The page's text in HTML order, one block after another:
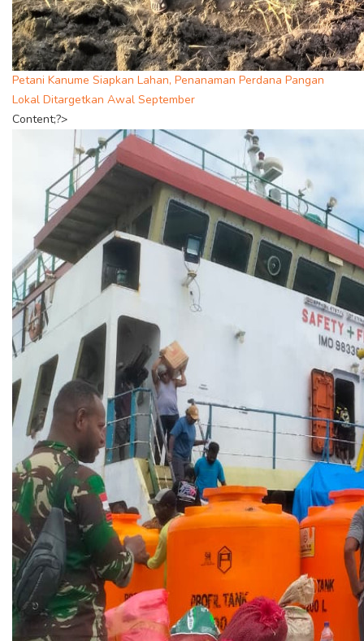
Petani Kanume Siapkan Lahan, Penanaman Perdana Pangan
Lokal Ditargetkan Awal September
Content;?>